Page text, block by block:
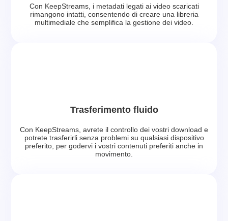
Con KeepStreams, i metadati legati ai video scaricati
rimangono intatti, consentendo di creare una libreria
multimediale che semplifica la gestione dei video.
Trasferimento fluido
Con KeepStreams, avrete il controllo dei vostri download e
potrete trasferirli senza problemi su qualsiasi dispositivo
preferito, per godervi i vostri contenuti preferiti anche in
movimento.